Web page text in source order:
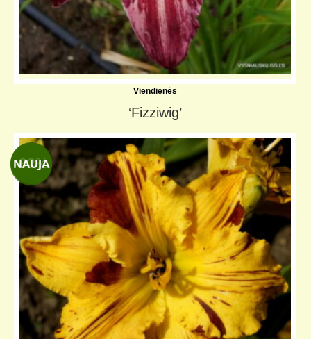
Viendienės
‘Fizziwig’
Weston-J., 1998
DIP, SEV;↨ 70 cm ⌀ 20 cm
-32%